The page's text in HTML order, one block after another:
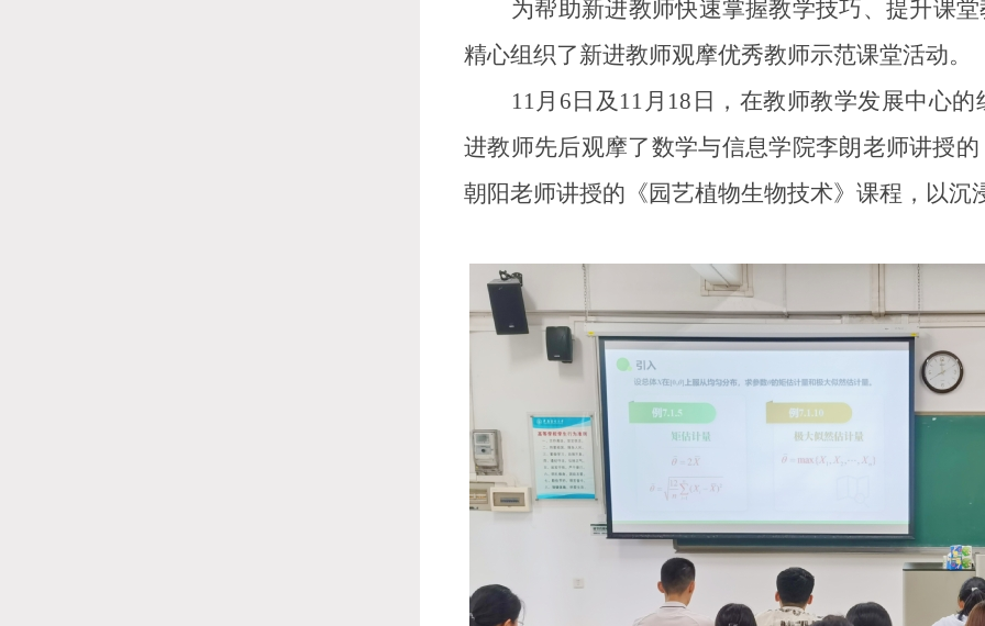
为帮助新进教师快速掌握教学技巧、提升课
精心组织了新进教师观摩优秀教师示范课堂活动。
11月6日及11月18日，在教师教学发展中心
进教师先后观摩了数学与信息学院李朗老师讲授
朝阳老师讲授的《园艺植物生物技术》课程，以沉